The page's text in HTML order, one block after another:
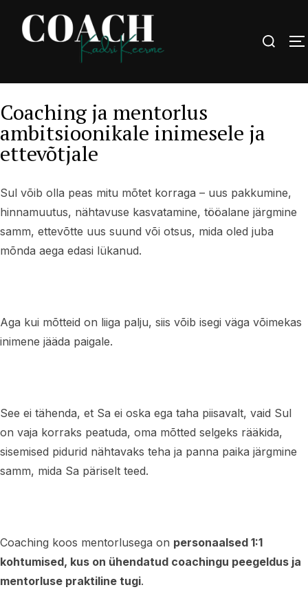
Coaching ja mentorlus
ambitsioonikale inimesele ja
ettevõtjale
Sul võib olla peas mitu mõtet korraga – uus pakkumine,
hinnamuutus, nähtavuse kasvatamine, tööalane järgmine
samm, ettevõtte uus suund või otsus, mida oled juba
mõnda aega edasi lükanud.
Aga kui mõtteid on liiga palju, siis võib isegi väga võimekas
inimene jääda paigale.
See ei tähenda, et Sa ei oska ega taha piisavalt, vaid Sul
on vaja korraks peatuda, oma mõtted selgeks rääkida,
sisemised pidurid nähtavaks teha ja panna paika järgmine
samm, mida Sa päriselt teed.
Coaching koos mentorlusega on personaalsed 1:1
kohtumised, kus on ühendatud coachingu peegeldus ja
mentorluse praktiline tugi.